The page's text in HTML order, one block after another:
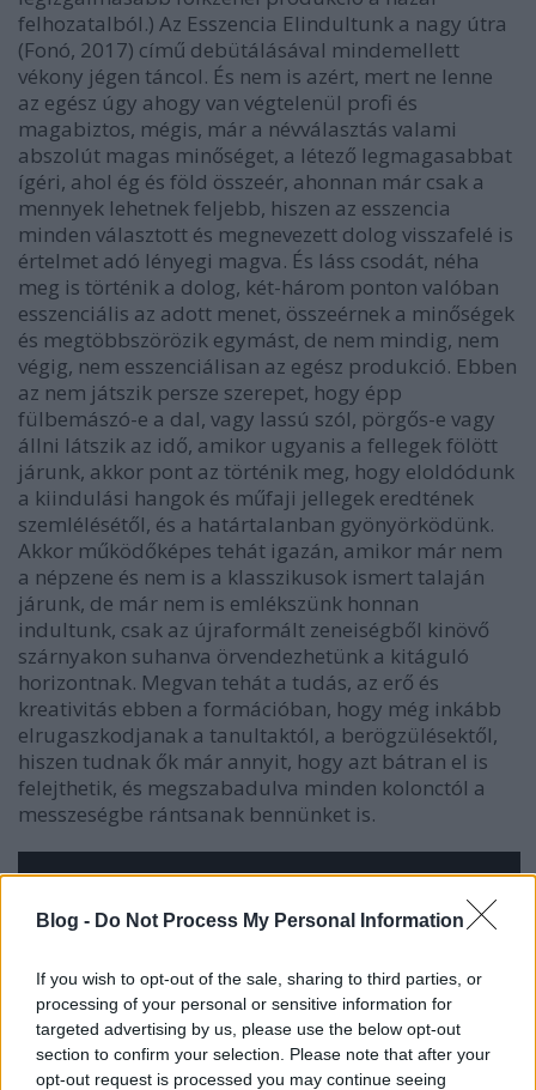
Blog - Do Not Process My Personal Information
If you wish to opt-out of the sale, sharing to third parties, or
processing of your personal or sensitive information for
targeted advertising by us, please use the below opt-out
section to confirm your selection. Please note that after your
opt-out request is processed you may continue seeing
felhozatalból.) Az Esszencia Elindultunk a nagy útra
(Fonó, 2017) című debütálásával mindemellett
vékony jégen táncol. És nem is azért, mert ne lenne
az egész úgy ahogy van végtelenül profi és
magabiztos, mégis, már a névválasztás valami
abszolút magas minőséget, a létező legmagasabbat
ígéri, ahol ég és föld összeér, ahonnan már csak a
mennyek lehetnek feljebb, hiszen az esszencia
minden választott és megnevezett dolog visszafelé is
értelmet adó lényegi magva. És láss csodát, néha
meg is történik a dolog, két-három ponton valóban
esszenciális az adott menet, összeérnek a minőségek
és megtöbbszörözik egymást, de nem mindig, nem
végig, nem esszenciálisan az egész produkció. Ebben
az nem játszik persze szerepet, hogy épp
fülbemászó-e a dal, vagy lassú szól, pörgős-e vagy
állni látszik az idő, amikor ugyanis a fellegek fölött
járunk, akkor pont az történik meg, hogy eloldódunk
a kiindulási hangok és műfaji jellegek eredtének
szemlélésétől, és a határtalanban gyönyörködünk.
Akkor működőképes tehát igazán, amikor már nem
a népzene és nem is a klasszikusok ismert talaján
járunk, de már nem is emlékszünk honnan
indultunk, csak az újraformált zeneiségből kinövő
szárnyakon suhanva örvendezhetünk a kitáguló
horizontnak. Megvan tehát a tudás, az erő és
kreativitás ebben a formációban, hogy még inkább
elrugaszkodjanak a tanultaktól, a berögzülésektől,
hiszen tudnak ők már annyit, hogy azt bátran el is
felejthetik, és megszabadulva minden kolonctól a
messzeségbe rántsanak bennünket is.